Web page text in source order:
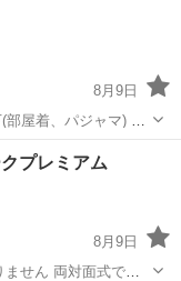
8月9日
部屋着、パジャマ) ・
の使用感
譲りします。 受け渡
プレミアム
8月9日
せん 両対面式です 5